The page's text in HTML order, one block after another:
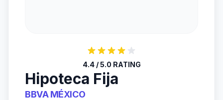
4.4 / 5.0 RATING
Hipoteca Fija
BBVA MÉXICO